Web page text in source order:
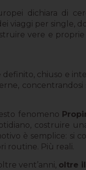
dichiara di
viaggi per single,
vere e proprie
chiuso e
fenomeno
costruire
è semplice: si
routine. Più reali.
vent’anni, oltre